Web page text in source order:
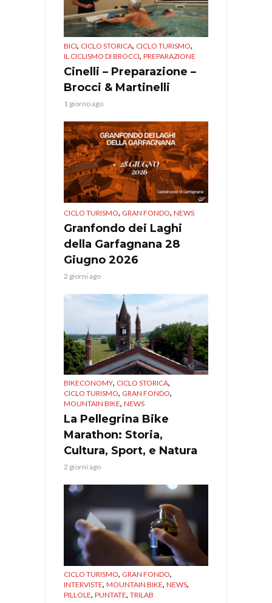
BICI, CICLO STORICA, CICLO TURISMO,
IL CICLISMO DI BROCCI, PREPARAZIONE
Cinelli – Preparazione –
Brocci & Martinelli
1 giorno ago
CICLO TURISMO, GRAN FONDO, NEWS
Granfondo dei Laghi
della Garfagnana 28
Giugno 2026
2 giorni ago
BIKECONOMY, CICLO STORICA,
CICLO TURISMO, GRAN FONDO,
MOUNTAIN BIKE, NEWS
La Pellegrina Bike
Marathon: Storia,
Cultura, Sport, e Natura
2 giorni ago
CICLO TURISMO, GRAN FONDO,
INTERVISTE, MOUNTAIN BIKE, NEWS,
PILLOLE, PUNTATE, TRILAB